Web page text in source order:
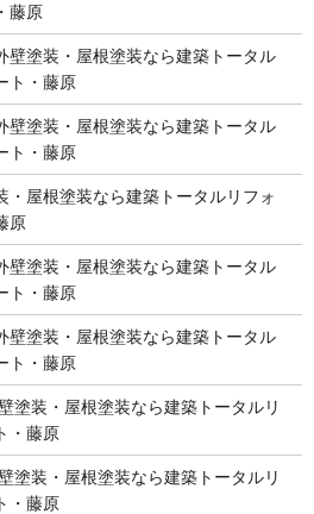
藤原
壁塗装・屋根塗装なら建築トータル
ト・藤原
壁塗装・屋根塗装なら建築トータル
ト・藤原
・屋根塗装なら建築トータルリフォ
原
壁塗装・屋根塗装なら建築トータル
ト・藤原
壁塗装・屋根塗装なら建築トータル
ト・藤原
塗装・屋根塗装なら建築トータルリ
・藤原
塗装・屋根塗装なら建築トータルリ
・藤原